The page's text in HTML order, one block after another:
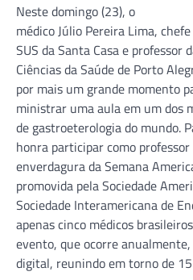
Neste domingo (23), o
médico Júlio Pereira Lima,
SUS da Santa Casa e professor
Ciências da Saúde de Porto
por mais um grande momento
ministrar uma aula em um dos
de gastroeterologia do mundo.
honra participar como
enverdagura da Semana
promovida pela Sociedade
Sociedade Interamericana de
apenas cinco médicos
evento, que ocorre
digital, reunindo em torno de